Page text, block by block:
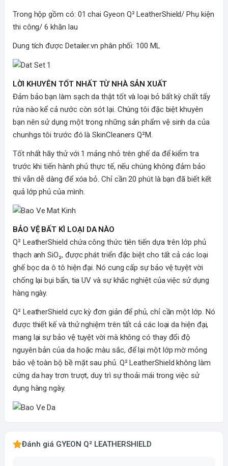
Trong hộp gồm có: 01 chai Gyeon Q² LeatherShield/ Phụ kiện
thi công/ 6 khăn lau
Dung tích được Detailer.vn phân phối: 100 ML
LỜI KHUYÊN TỐT NHẤT TỪ NHÀ SẢN XUẤT
Đảm bảo bạn làm sạch da thật tốt và loại bỏ bất kỳ chất tẩy
rửa nào kể cả nước còn sót lại. Chúng tôi đặc biệt khuyên
bạn nên sử dụng một trong những sản phẩm vệ sinh da của
chunhgs tôi trước đó là SkinCleaners Q²M.
Tốt nhất hãy thử với 1 mảng nhỏ trên ghế da để kiểm tra
trước khi tiến hành phủ thực tế, nếu chúng không đảm bảo
thì vẫn dễ dàng để xóa bỏ. Chỉ cần 20 phút là bạn đã biết kết
quả lớp phủ của mình.
BẢO VỆ BẤT KÌ LOẠI DA NÀO
Q² LeatherShield chứa công thức tiên tiến dựa trên lớp phủ
thạch anh SiO₂, được phát triển đặc biệt cho tất cả các loại
ghế bọc da ô tô hiện đại. Nó cung cấp sự bảo vệ tuyệt vời
chống lại bụi bẩn, tia UV và sự khắc nghiệt của việc sử dụng
hàng ngày.
Q² LeatherShield cực kỳ đơn giản để phủ, chỉ cần một lớp. Nó
được thiết kế và thử nghiệm trên tất cả các loại da hiện đại,
mang lại sự bảo vệ tuyệt vời mà không có thay đổi độ
nguyên bản của da hoặc màu sắc, để lại một lớp mờ mỏng
bảo vệ toàn bộ bề mặt sau phủ. Q² LeatherShield không làm
cứng da hay trơn trượt, duy trì sự thoải mái trong việc sử
dụng hàng ngày.
Đánh giá GYEON Q² LEATHERSHIELD